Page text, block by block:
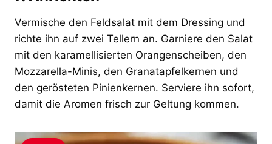
Vermische den Feldsalat mit dem Dressing und
richte ihn auf zwei Tellern an. Garniere den Salat
mit den karamellisierten Orangenscheiben, den
Mozzarella-Minis, den Granatapfelkernen und
den gerösteten Pinienkernen. Serviere ihn sofort,
damit die Aromen frisch zur Geltung kommen.